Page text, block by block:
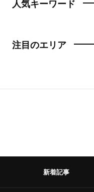
人気キーワード
注目のエリア
新着記事